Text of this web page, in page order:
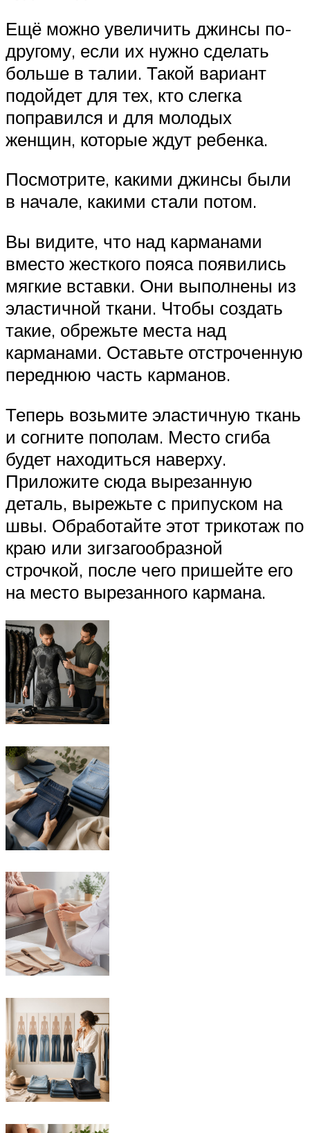
Ещё можно увеличить джинсы по-
другому, если их нужно сделать
больше в талии. Такой вариант
подойдет для тех, кто слегка
поправился и для молодых
женщин, которые ждут ребенка.
Посмотрите, какими джинсы были
в начале, какими стали потом.
Вы видите, что над карманами
вместо жесткого пояса появились
мягкие вставки. Они выполнены из
эластичной ткани. Чтобы создать
такие, обрежьте места над
карманами. Оставьте отстроченную
переднюю часть карманов.
Теперь возьмите эластичную ткань
и согните пополам. Место сгиба
будет находиться наверху.
Приложите сюда вырезанную
деталь, вырежьте с припуском на
швы. Обработайте этот трикотаж по
краю или зигзагообразной
строчкой, после чего пришейте его
на место вырезанного кармана.